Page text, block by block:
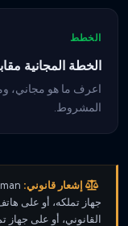
الخطط
الخطة المجانية
اعرف ما هو مجاني،
المشروط.
إشعار قانوني:
جهاز تملكه، أو على
القانوني، أو على